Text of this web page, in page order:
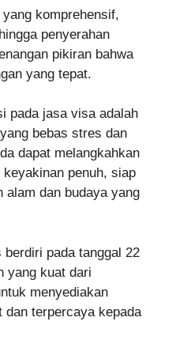
komprehensif,
penyerahan
pikiran bahwa
yang tepat.
pada jasa visa adalah
bebas stres dan
dapat melangkahkan
penuh, siap
alam dan budaya yang
pada tanggal 22
yang kuat dari
menyediakan
dan terpercaya kepada